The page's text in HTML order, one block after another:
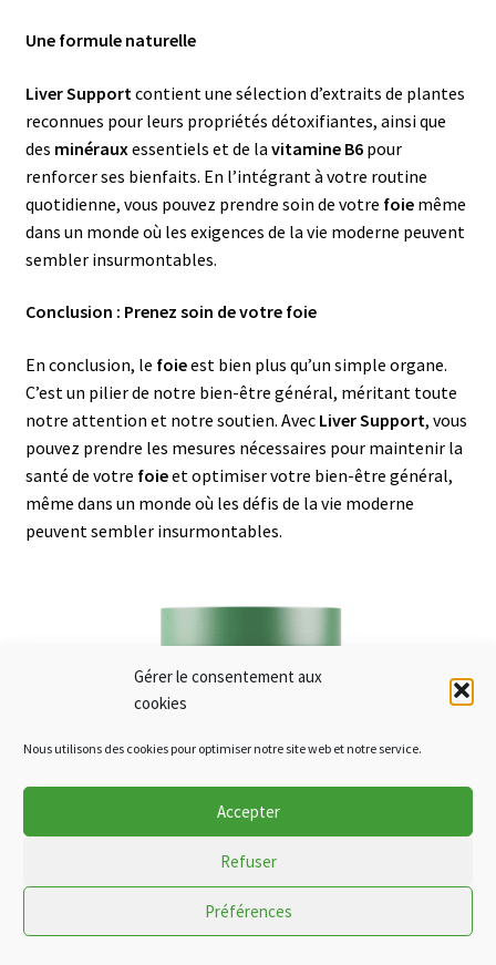
Gérer le consentement aux
cookies
Nous utilisons des cookies pour optimiser notre site web et notre service.
Accepter
Refuser
Préférences
Une formule naturelle
Liver Support contient une sélection d’extraits de plantes
reconnues pour leurs propriétés détoxifiantes, ainsi que
des minéraux essentiels et de la vitamine B6pour
renforcer ses bienfaits. En l’intégrant à votre routine
quotidienne, vous pouvez prendre soin de votre foiemême
dans un monde où les exigences de la vie moderne peuvent
sembler insurmontables.
Conclusion : Prenez soin de votre foie
En conclusion, le foieest bien plus qu’un simple organe.
C’est un pilier de notre bien-être général, méritant toute
notre attention et notre soutien. Avec Liver Support, vous
pouvez prendre les mesures nécessaires pour maintenir la
santé de votre foieet optimiser votre bien-être général,
même dans un monde où les défis de la vie moderne
peuvent sembler insurmontables.
Soutien du foie – Liver Support